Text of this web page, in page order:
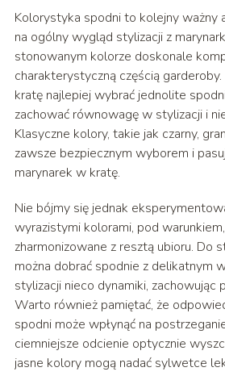
Kolorystyka spodni to kolejny ważny
na ogólny wygląd stylizacji z
stonowanym kolorze doskonale
charakterystyczną częścią
kratę najlepiej wybrać jednolite
zachować równowagę w stylizacji i
Klasyczne kolory, takie jak czarny,
zawsze bezpiecznym wyborem i
marynarek w kratę.
Nie bójmy się jednak
wyrazistymi kolorami, pod
zharmonizowane z resztą ubioru. Do
można dobrać spodnie z delikatnym
stylizacji nieco dynamiki, zachowując
Warto również pamiętać, że
spodni może wpłynąć na
ciemniejsze odcienie optycznie
jasne kolory mogą nadać sylwetce